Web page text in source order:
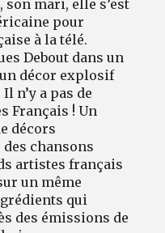
son mari, elle s’est
pour
à la télé.
Debout dans un
décor explosif
n’y a pas de
Français ! Un
décors
chansons
artistes français
un même
qui
des émissions de